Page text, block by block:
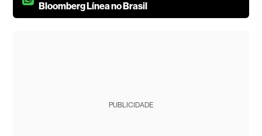
Bloomberg Línea no Brasil
PUBLICIDADE